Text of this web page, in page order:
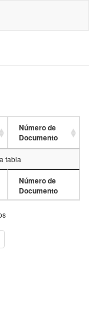
Número de
Documento
Número de
Documento
tabla